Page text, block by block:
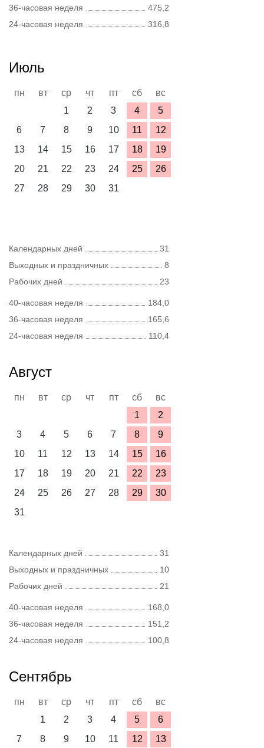
36-часовая неделя
475,2
24-часовая неделя
316,8
Июль
пн вт ср чт пт сб
вс
1
2 3 4
5
6
7 8 9 10 11
12
13
14 15 16 17 18
19
20
21 22 23 24 25
26
27
28 29 30 31
Календарных дней
31
Выходных и праздничных
8
Рабочих дней
23
40-часовая неделя
184,0
36-часовая неделя
165,6
24-часовая неделя
110,4
Август
пн вт ср чт пт сб
вс
1
2
3
4 5 6 7 8
9
10
11 12 13 14 15
16
17
18 19 20 21 22
23
24
25 26 27 28 29
30
31
Календарных дней
31
Выходных и праздничных
10
Рабочих дней
21
40-часовая неделя
168,0
36-часовая неделя
151,2
24-часовая неделя
100,8
Сентябрь
пн вт ср чт пт сб
вс
1
2 3 4 5
6
7
8 9 10 11 12
13